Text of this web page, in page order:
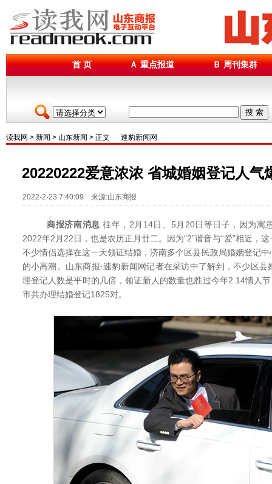
首 页 Ａ 重点报道 Ｂ 周刊集群
搜 索
读我网 > 新闻 > 山东新闻 > 正文 速豹新闻网
20220222爱意浓浓 省城婚姻登记人气
2022-2-23 7:40:09 来源:山东商报
商报济南消息 往年，2月14日、5月20日等日子，因为寓
2022年2月22日，也是农历正月廿二。因为“2”谐音与“爱”相近，
不少情侣选择在这一天领证结婚，济南多个区县民政局婚姻登记
的小高潮。山东商报·速豹新闻网记者在采访中了解到，不少区
理登记人数是平时的几倍，领证新人的数量也胜过今年2.14情人
市共办理结婚登记1825对。